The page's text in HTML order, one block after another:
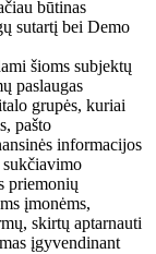
būtinas
sutartį bei Demo
šioms subjektų
paslaugas
grupės, kuriai
pašto
informacijos
priemonių
įmonėms,
skirtų aptarnauti
įgyvendinant